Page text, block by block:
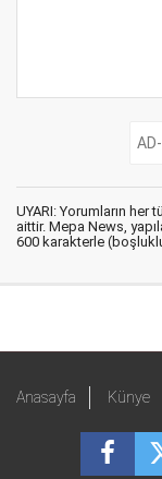
UYARI: Yorumların
aittir. Mepa News,
600 karakterle (boşluklu)
Anasayfa Künye